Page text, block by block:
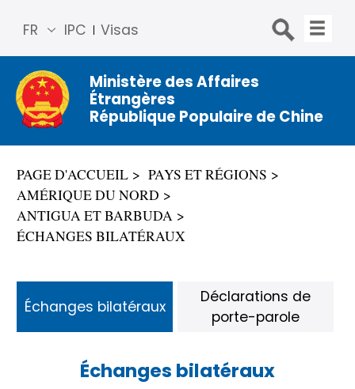
IPC Visas
FR
简体
中文
Engli
sh
Русс
Espa
ñol
عربي
Ministère des Affaires
Étrangères
République Populaire de Chine
PAGE D'ACCUEIL
PAYS ET RÉGIONS
AMÉRIQUE DU NORD
ANTIGUA ET BARBUDA
ÉCHANGES BILATÉRAUX
Échanges bilatéraux
Échanges bilatéraux
Déclarations de
porte-parole